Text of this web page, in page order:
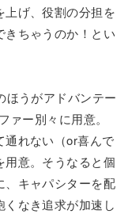
上げ、役割の分担を
ちゃうのか！とい
ほうがアドバンテー
ー別々に用意。
通れない（or喜んで
意。そうなると個
、キャパシターを配
なき追求が加速し